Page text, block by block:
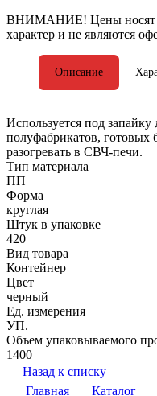
ВНИМАНИЕ! Цены носят
характер и не являются
Описание
Используется под
полуфабрикатов,
разогревать в СВЧ-печи.
Тип материала
ПП
Форма
круглая
Штук в упаковке
420
Вид товара
Контейнер
Цвет
черный
Ед. измерения
УП.
Объем упаковываемого
1400
Назад к списку
Главная
Каталог